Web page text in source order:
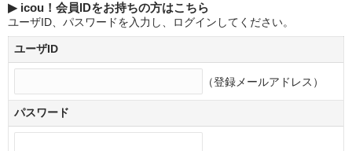
▶ icou！会員IDをお持ちの方はこちら
ユーザID、パスワードを入力し、ログインしてください。
ユーザID
（登録メールアドレス）
パスワード